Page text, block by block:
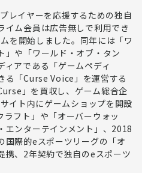
レイヤーを応援するための独自
イム会員は広告無しで利用でき
を開始 しました。同年には 「ワ
」や「ワールド・オブ・タン
ィアである「ゲームペディ
る「Curse Voice」を運営する
」を買収し、ゲーム総合企
イト内にゲームショップを開設
ラフト」や「オーバーウォッ
エンターテインメント」、2018
国際的eスポーツリーグの「オ
携、2年契約で独自のeスポーツ